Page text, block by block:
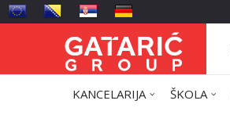
KANCELARIJA ŠKOLA